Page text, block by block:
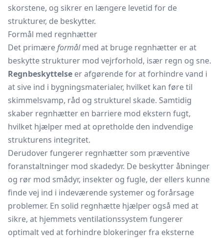
skorstene, og sikrer en længere levetid for de
strukturer, de beskytter.
Formål med regnhætter
Det primæreformålmed at bruge regnhætter er at
beskytte strukturer mod vejrforhold, især regn og sne.
Regnbeskyttelse er afgørende for at forhindre vand i
at sive ind i bygningsmaterialer, hvilket kan føre til
skimmelsvamp, råd og strukturel skade. Samtidig
skaber regnhætter en barriere mod ekstern fugt,
hvilket hjælper med at opretholde den indvendige
strukturens integritet.
Derudover fungerer regnhætter som præventive
foranstaltninger mod skadedyr. De beskytter åbninger
og rør mod smådyr, insekter og fugle, der ellers kunne
finde vej ind i indeværende systemer og forårsage
problemer. En solid regnhætte hjælper også med at
sikre, at hjemmets ventilationssystem fungerer
optimalt ved at forhindre blokeringer fra eksterne